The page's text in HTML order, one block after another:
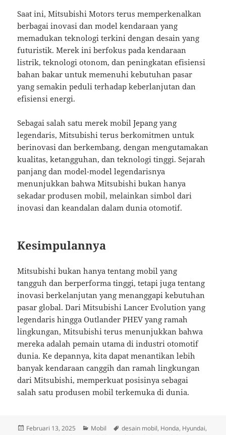
Saat ini, Mitsubishi Motors terus memperkenalkan
berbagai inovasi dan model kendaraan yang
memadukan teknologi terkini dengan desain yang
futuristik. Merek ini berfokus pada kendaraan
listrik, teknologi otonom, dan peningkatan efisiensi
bahan bakar untuk memenuhi kebutuhan pasar
yang semakin peduli terhadap keberlanjutan dan
efisiensi energi.
Sebagai salah satu merek mobil Jepang yang
legendaris, Mitsubishi terus berkomitmen untuk
berinovasi dan berkembang, dengan mengutamakan
kualitas, ketangguhan, dan teknologi tinggi. Sejarah
panjang dan model-model legendarisnya
menunjukkan bahwa Mitsubishi bukan hanya
sekadar produsen mobil, melainkan simbol dari
inovasi dan keandalan dalam dunia otomotif.
Kesimpulannya
Mitsubishi bukan hanya tentang mobil yang
tangguh dan berperforma tinggi, tetapi juga tentang
inovasi berkelanjutan yang menanggapi kebutuhan
pasar global. Dari Mitsubishi Lancer Evolution yang
legendaris hingga Outlander PHEV yang ramah
lingkungan, Mitsubishi terus menunjukkan bahwa
mereka adalah pemain utama di industri otomotif
dunia. Ke depannya, kita dapat menantikan lebih
banyak kendaraan canggih dan ramah lingkungan
dari Mitsubishi, memperkuat posisinya sebagai
salah satu produsen mobil terkemuka di dunia.
Diposkan
Februari 13, 2025 Kategori
Mobil Tag
desain mobil, Honda, Hyundai,